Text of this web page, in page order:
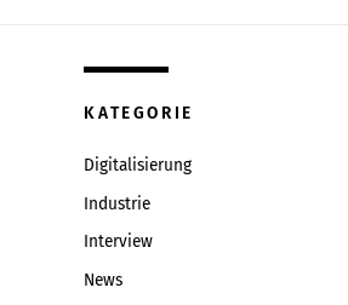
KATEGORIE
Digitalisierung
Industrie
Interview
News